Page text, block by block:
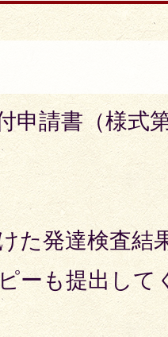
申請書（様式
た発達検査結
ーも提出して